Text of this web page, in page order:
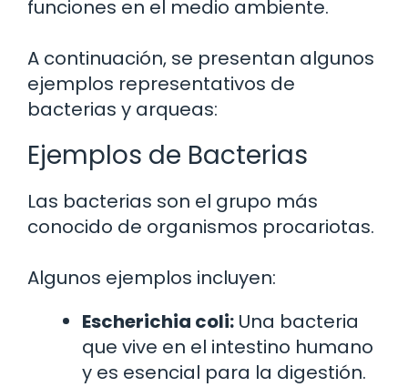
funciones en el medio ambiente.
A continuación, se presentan algunos
ejemplos representativos de
bacterias y arqueas:
Ejemplos de Bacterias
Las bacterias son el grupo más
conocido de organismos procariotas.
Algunos ejemplos incluyen:
Escherichia coli: Una bacteria
que vive en el intestino humano
y es esencial para la digestión.